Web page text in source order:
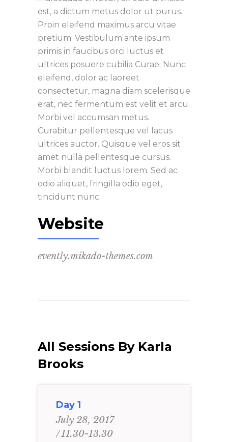
est, a dictum metus dolor ut purus.
Proin eleifend maximus arcu vitae
pretium. Vestibulum ante ipsum
primis in faucibus orci luctus et
ultrices posuere cubilia Curae; Nunc
eleifend, dolor ac laoreet
consectetur, magna diam scelerisque
erat, nec fermentum est velit et arcu.
Morbi vel accumsan metus.
Curabitur pellentesque vel lacus
ultrices auctor. Quisque vel eros sit
amet nulla pellentesque cursus.
Morbi blandit luctus lorem. Sed ac
odio aliquet, fringilla odio eget,
tincidunt nunc.
Website
evently.mikado-themes.com
All Sessions By Karla
Brooks
Day 1
July 28, 2017
11.30-13.30